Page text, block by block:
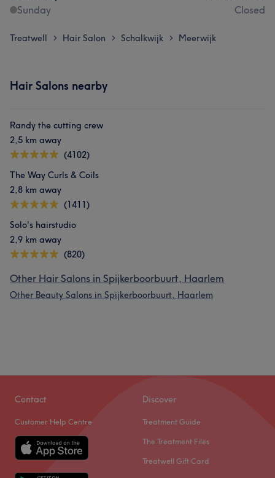
Sunday
Closed
Treatwell > Hair Salon > Schalkwijk > Meerwijk
Hair Salons nearby
Randy the cutting crew
2,5 km away
(4102)
The Way Curls & Coils
2,8 km away
(1411)
Solo's hairstudio
2,9 km away
(820)
Other Hair Salons in Spijkerboorbuurt, Haarlem
Other Beauty Salons in Spijkerboorbuurt, Haarlem
Contact
Customer Help Centre
Discover
Treatment Guide
The Treatment Files
Treatwell Gift Card